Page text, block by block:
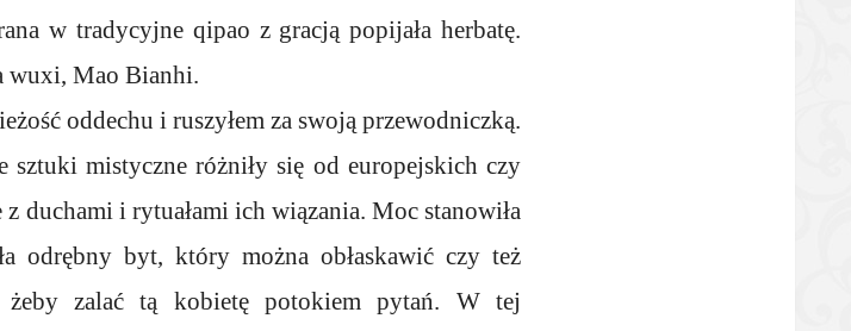
w tradycyjne qipao z gracją popijała herbatę.
wuxi, Mao Bianhi.
oddechu i ruszyłem za swoją przewodniczką.
sztuki mistyczne różniły się od europejskich czy
duchami i rytuałami ich wiązania. Moc stanowiła
odrębny byt, który można obłaskawić czy też
żeby zalać tą kobietę potokiem pytań. W tej